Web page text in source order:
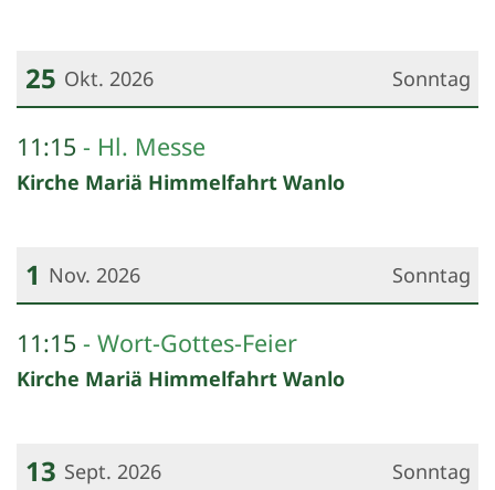
Sonntag
25 Okt. 2026
11:15 Hl. Messe
Kirche Mariä Himmelfahrt Wanlo
Sonntag
1 Nov. 2026
11:15 Wort-Gottes-Feier
Kirche Mariä Himmelfahrt Wanlo
Sonntag
13 Sept. 2026